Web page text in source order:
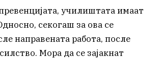
училиштата имаат
секогаш за ова се
направената работа, после
Мора да се зајакнат